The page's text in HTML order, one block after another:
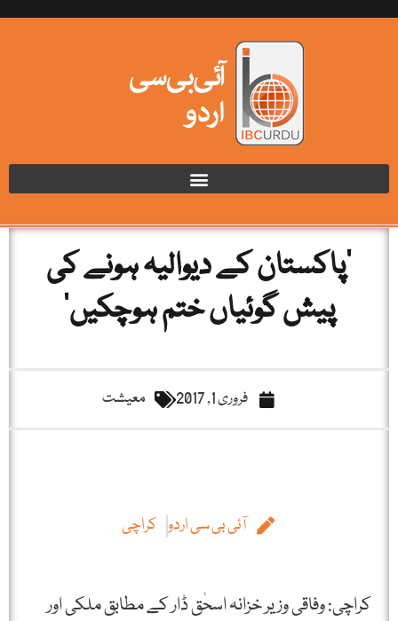
‘پاکستان کے دیوالیہ ہونے کی
پیش گوئیاں ختم ہوچکیں’
فروری 1, 2017 معیشت
آئی بی سی اردو کراچی
کراچی: وفاقی وزیر خزانہ اسحٰق ڈار کے مطابق ملکی اور